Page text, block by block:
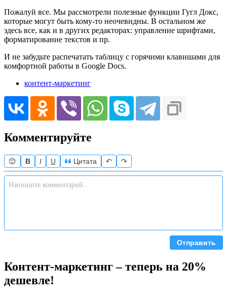
Пожалуй все. Мы рассмотрели полезные функции Гугл Докс,
которые могут быть кому-то неочевидны. В остальном же
здесь все, как и в других редакторах: управление шрифтами,
форматирование текстов и пр.
И не забудьте распечатать таблицу с горячими клавишами для
комфортной работы в Google Docs.
контент-маркетинг
Комментируйте
😊 B I U Цитата ↶ ↷
Отправить
Контент-маркетинг – теперь на 20%
дешевле!